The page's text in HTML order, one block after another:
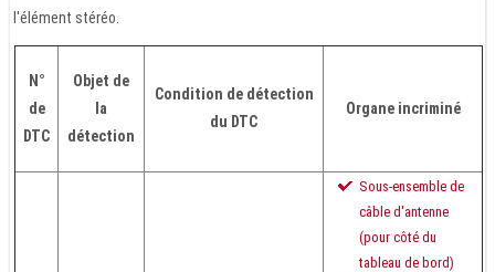
l'élément stéréo.
N°
de
DTC
Objet de
la
détection
Condition de détection
du DTC
Organe incriminé
Sous-ensemble de
câble d'antenne
(pour côté du
tableau de bord)